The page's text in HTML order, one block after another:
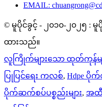
EMAIL:
© မူပိုင်ခွင့် - ၂၀၁၀-၂၀၂၅ :
ထားသည်။
လူကြိုက်များသော ထုတ်ကုန်မျ
ပြုပြင်ရေး ကလစ်, Hdpe ပို
ပိုက်ဆက်စပ်ပစ္စည်းများ, အထီ